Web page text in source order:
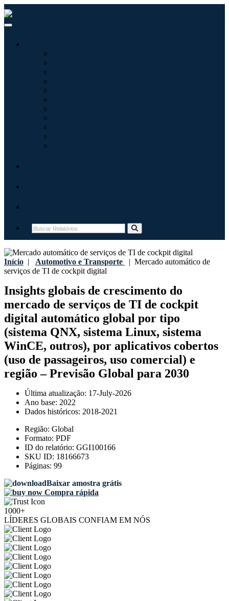
Início | Automotivo e Transporte | Mercado automático de
serviços de TI de cockpit digital
Insights globais de crescimento do
mercado de serviços de TI de cockpit
digital automático global por tipo
(sistema QNX, sistema Linux, sistema
WinCE, outros), por aplicativos cobertos
(uso de passageiros, uso comercial) e
região – Previsão Global para 2030
Última atualização: 17-July-2026
Ano base: 2022
Dados históricos: 2018-2021
Região: Global
Formato: PDF
ID do relatório: GGI100166
SKU ID: 18166673
Páginas: 99
Baixar amostra grátis
Compra rápida
1000+
LÍDERES GLOBAIS CONFIAM EM NÓS